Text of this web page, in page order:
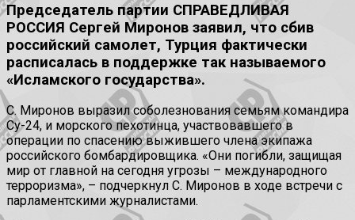
Председатель партии СПРАВЕДЛИВАЯ
РОССИЯ Сергей Миронов заявил, что сбив
российский самолет, Турция фактически
расписалась в поддержке так называемого
«Исламского государства».
С. Миронов выразил соболезнования семьям командира
Су-24, и морского пехотинца, участвовавшего в
операции по спасению выжившего члена экипажа
российского бомбардировщика. «Они погибли, защищая
мир от главной на сегодня угрозы – международного
терроризма», – подчеркнул С. Миронов в ходе встречи с
парламентскими журналистами.